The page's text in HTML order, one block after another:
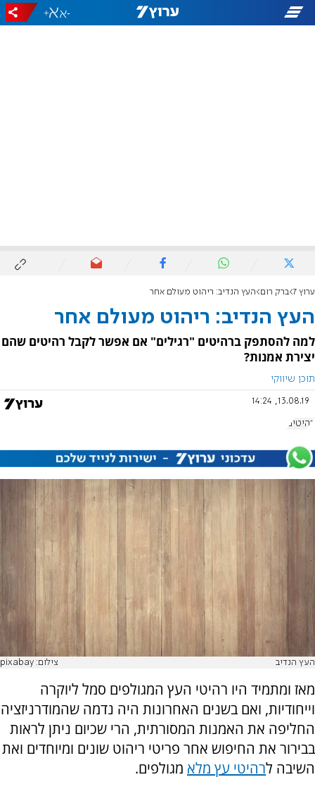
-
+
ערוץ 7 ברק רום העץ הנדיב: ריהוט מעולם אחר
העץ הנדיב: ריהוט מעולם אחר
למה להסתפק ברהיטים "רגילים" אם אפשר לקבל רהיטים שהם
יצירת אמנות?
תוכן שיווקי
13.08.19, 14:24
רהיטים
העץ הנדיב צילום: pixabay
מאז ומתמיד היו רהיטי העץ המגולפים סמל ליוקרה
וייחודיות, ואם בשנים האחרונות היה נדמה שהמודרניזציה
החליפה את האמנות המסורתית, הרי שכיום ניתן לראות
בבירור את החיפוש אחר פריטי ריהוט שונים ומיוחדים ואת
השיבה לרהיטי עץ מלא מגולפים.